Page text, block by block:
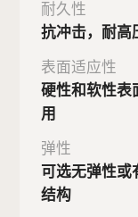
耐久性
抗冲击，耐高
表面适应性
硬性和软性表
用
弹性
可选无弹性或
结构